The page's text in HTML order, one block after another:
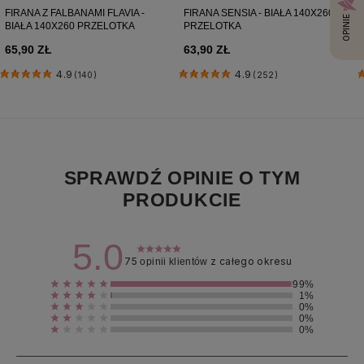
SPRAWDŹ OPINIE O TYM
PRODUKCIE
5.0 75 opinii klientów z całego okresu
99%
1%
0%
0%
0%
FIRANA Z FALBANAMI FLAVIA -
BIAŁA 140X260 PRZELOTKA
65,90 ZŁ
4.9 (140)
FIRANA SENSIA - BIAŁA 140X260
PRZELOTKA
63,90 ZŁ
4.9 (252)
OPINIE